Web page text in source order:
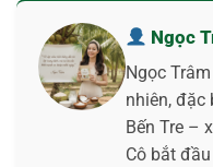
Ngọc
Ngọc
nhiên, đặc
Bến Tre –
Cô bắt